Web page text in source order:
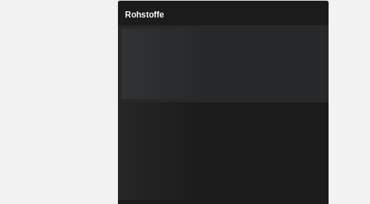
Rohstoffe